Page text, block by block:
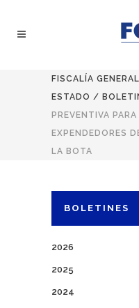
FISCALÍA
ESTADO /
PREVENTIVA
EXPENDEDORES
LA BOTA
BOLETINES
2026
2025
2024